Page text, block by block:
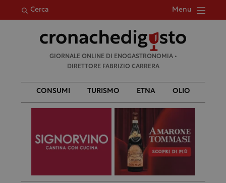
Cerca Menu
per:
GIORNALE ONLINE DI ENOGASTRONOMIA •
DIRETTORE FABRIZIO CARRERA
CONSUMI TURISMO ETNA OLIO